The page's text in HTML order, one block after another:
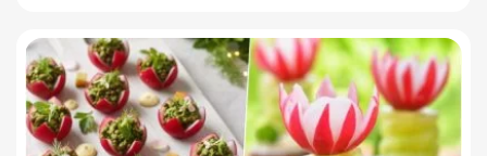
طرز تهیه پش ملبا (پیچ ملبا)؛ دسر کلاسیک هلو و بستنی
13 مرداد 1405